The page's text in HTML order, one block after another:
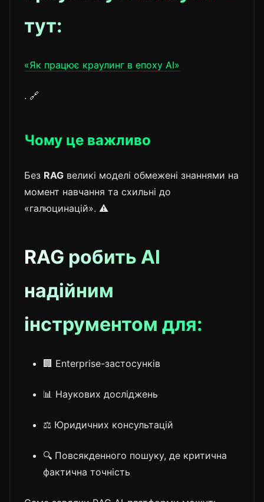
тут:
«Як працює краулинг в епоху AI»
. 🔗
Чому це важливо
Без RAG великі моделі обмежені знаннями на
момент навчання та схильні до
«галюцинацій». ⚠️
RAG робить AI
надійним
інструментом для:
🏢 Enterprise-застосунків
📊 Наукових досліджень
⚖️ Юридичних консультацій
🔍 Повсякденного пошуку, де критична
фактична точність